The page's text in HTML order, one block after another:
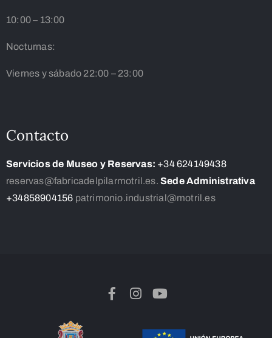
10:00 – 13:00
Nocturnas:
Viernes y sábado 22:00 – 23:00
Contacto
Servicios de Museo y Reservas: +34 624149438
reservas@fabricadelpilarmotril.es. Sede Administrativa
+34858904156 patrimonio.industrial@motril.es